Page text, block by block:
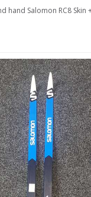
hand Salomon RC8 Skin